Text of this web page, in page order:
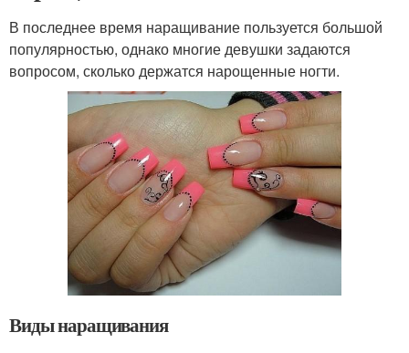
В последнее время наращивание пользуется большой
популярностью, однако многие девушки задаются
вопросом, сколько держатся нарощенные ногти.
Виды наращивания